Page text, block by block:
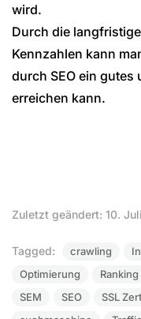
wird.
Durch die
Kennzahlen kann
durch SEO ein gutes
erreichen kann.
Zuletzt geändert: 10.
Tagged: crawling
Optimierung
Ranking
SEM
SEO SSL